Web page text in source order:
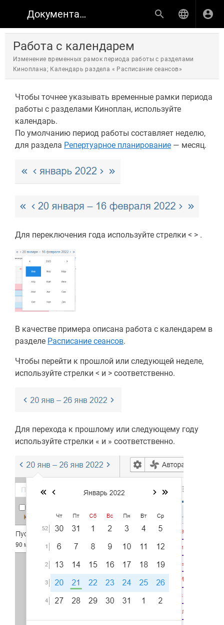
Документация по продуктам КИНОПЛАН
Работа с календарем
Изменение временных рамок периода работы с разделами
Киноплана; Календарь раздела « Расписание сеансов»
Чтобы точнее указывать временные рамки периода
работы с разделами Киноплан, используйте
календарь.
По умолчанию период работы составляет неделю,
для раздела Репертуарное планирование — месяц.
Для переключения года используйте стрелки < > .
В качестве примера описана работа с календарем в
разделе Расписание сеансов.
Чтобы перейти к прошлой или следующей неделе,
используйте стрелки < и > соответственно.
Для перехода к прошлому или следующему году
используйте стрелки « и » соответственно.